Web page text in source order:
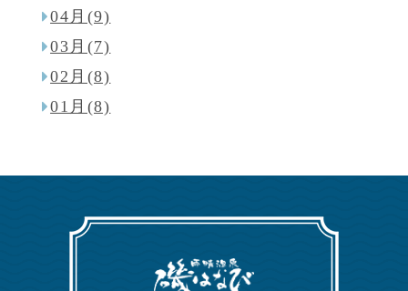
04月(9)
03月(7)
02月(8)
01月(8)